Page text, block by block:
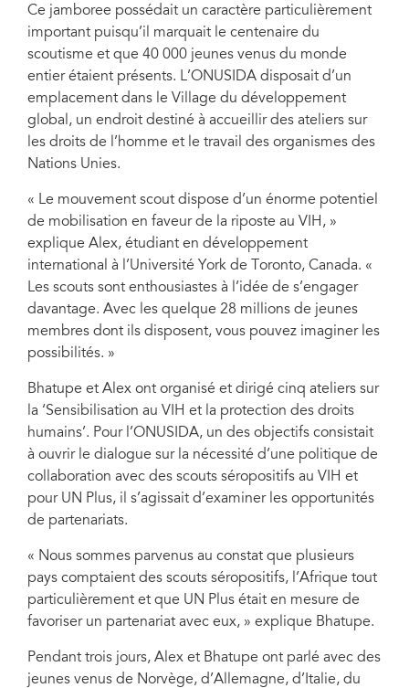
Ce jamboree possédait un caractère particulièrement
important puisqu’il marquait le centenaire du
scoutisme et que 40 000 jeunes venus du monde
entier étaient présents. L’ONUSIDA disposait d’un
emplacement dans le Village du développement
global, un endroit destiné à accueillir des ateliers sur
les droits de l’homme et le travail des organismes des
Nations Unies.
« Le mouvement scout dispose d’un énorme potentiel
de mobilisation en faveur de la riposte au VIH, »
explique Alex, étudiant en développement
international à l’Université York de Toronto, Canada. «
Les scouts sont enthousiastes à l’idée de s’engager
davantage. Avec les quelque 28 millions de jeunes
membres dont ils disposent, vous pouvez imaginer les
possibilités. »
Bhatupe et Alex ont organisé et dirigé cinq ateliers sur
la ‘Sensibilisation au VIH et la protection des droits
humains’. Pour l’ONUSIDA, un des objectifs consistait
à ouvrir le dialogue sur la nécessité d’une politique de
collaboration avec des scouts séropositifs au VIH et
pour UN Plus, il s’agissait d’examiner les opportunités
de partenariats.
« Nous sommes parvenus au constat que plusieurs
pays comptaient des scouts séropositifs, l’Afrique tout
particulièrement et que UN Plus était en mesure de
favoriser un partenariat avec eux, » explique Bhatupe.
Pendant trois jours, Alex et Bhatupe ont parlé avec des
jeunes venus de Norvège, d’Allemagne, d’Italie, du